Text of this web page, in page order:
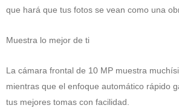
que hará que tus fotos se vean como una
Muestra lo mejor de ti
La cámara frontal de 10 MP muestra
mientras que el enfoque automático rápido
tus mejores tomas con facilidad.